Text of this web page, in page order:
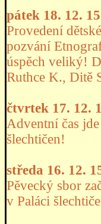
pátek 18. 12. 15
Provedení
pozvání
úspěch veliký!
Ruthce K., Ditě
čtvrtek 17. 12.
Adventní čas
šlechtičen!
středa 16. 12.
Pěvecký sbor
v Paláci